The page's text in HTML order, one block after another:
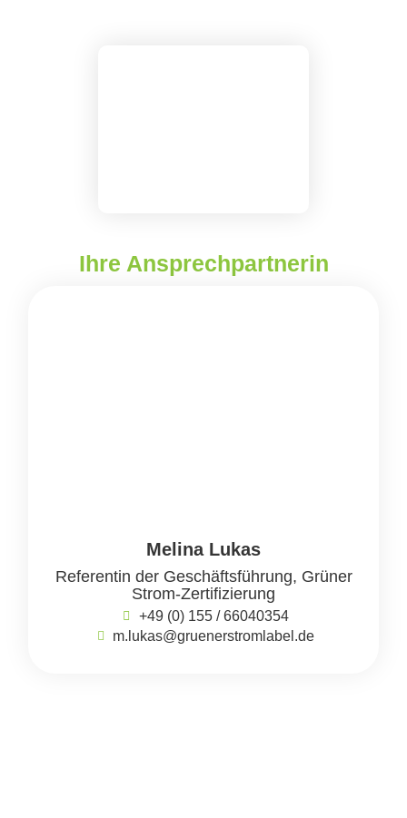
Ihre Ansprechpartnerin
Melina Lukas
Referentin der Geschäftsführung, Grüner
Strom-Zertifizierung
+49 (0) 155 / 66040354
m.lukas@gruenerstromlabel.de